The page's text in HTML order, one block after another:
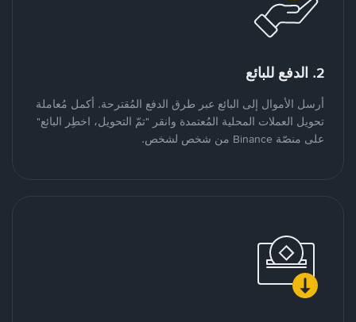
2. الدفع للبائع
أرسل الأموال إلى البائع عبر طرق الدفع المُقترحة. أكمل مُعاملة
تحويل العملات المحلية المُعتمدة وانقر "تمّ التحويل، اخطِر البائع"
على منصّة Binance من شخص لشخص.